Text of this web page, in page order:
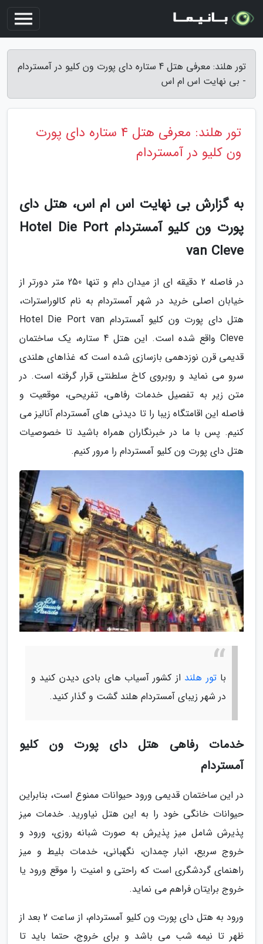
تور هلند: معرفی هتل 4 ستاره دای پورت ون کلیو در آمستردام
- بی نهایت اس ام اس
تور هلند: معرفی هتل 4 ستاره دای پورت
ون کلیو در آمستردام
به گزارش بی نهایت اس ام اس، هتل دای
پورت ون کلیو آمستردام Hotel Die Port
van Cleve
در فاصله 2 دقیقه ای از میدان دام و تنها 250 متر دورتر از
خیابان اصلی خرید در شهر آمستردام به نام کالوراسترات،
هتل دای پورت ون کلیو آمستردام Hotel Die Port van
Cleve واقع شده است. این هتل 4 ستاره، یک ساختمان
قدیمی قرن نوزدهمی بازسازی شده است که غذاهای هلندی
سرو می نماید و روبروی کاخ سلطنتی قرار گرفته است. در
متن زیر به تفصیل خدمات رفاهی، تفریحی، موقعیت و
فاصله این اقامتگاه زیبا را تا دیدنی های آمستردام آنالیز می
کنیم. پس با ما در خبرنگاران همراه باشید تا خصوصیات
هتل دای پورت ون کلیو آمستردام را مرور کنیم.
باتور هلند از کشور آسیاب های بادی دیدن کنید و
در شهر زیبای آمستردام هلند گشت و گذار کنید.
خدمات رفاهی هتل دای پورت ون کلیو
آمستردام
در این ساختمان قدیمی ورود حیوانات ممنوع است، بنابراین
حیوانات خانگی خود را به این هتل نیاورید. خدمات میز
پذیرش شامل میز پذیرش به صورت شبانه روزی، ورود و
خروج سریع، انبار چمدان، نگهبانی، خدمات بلیط و میز
راهنمای گردشگری است که راحتی و امنیت را موقع ورود یا
خروج برایتان فراهم می نماید.
ورود به هتل دای پورت ون کلیو آمستردام، از ساعت 2 بعد از
ظهر تا نیمه شب می باشد و برای خروج، حتما باید تا